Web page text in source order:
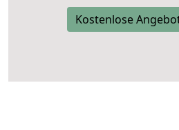
Kostenlose